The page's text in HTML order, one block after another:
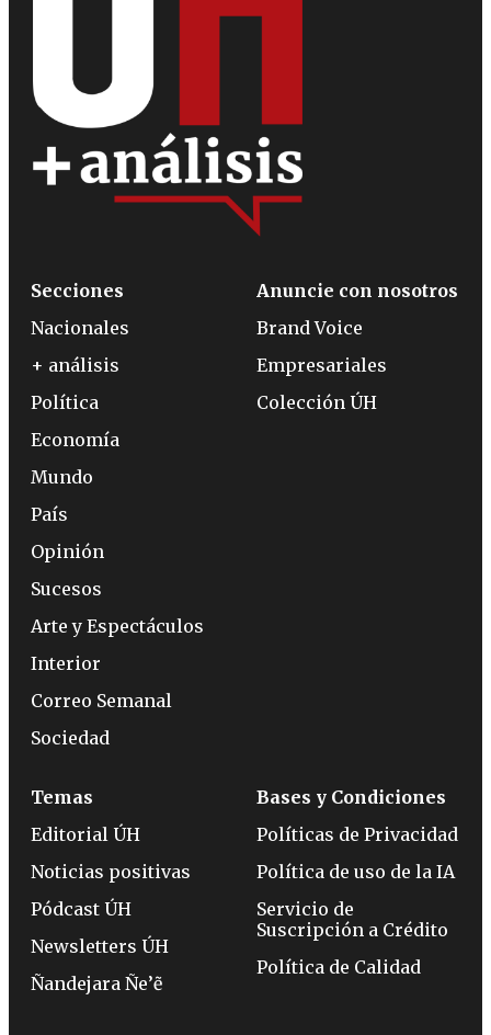
Secciones
Nacionales
+ análisis
Política
Economía
Mundo
País
Opinión
Sucesos
Arte y Espectáculos
Interior
Correo Semanal
Sociedad
Anuncie con nosotros
Brand Voice
Empresariales
Colección ÚH
Temas
Editorial ÚH
Noticias positivas
Pódcast ÚH
Newsletters ÚH
Ñandejara Ñe’ẽ
Bases y Condiciones
Políticas de Privacidad
Política de uso de la IA
Servicio de
Suscripción a Crédito
Política de Calidad